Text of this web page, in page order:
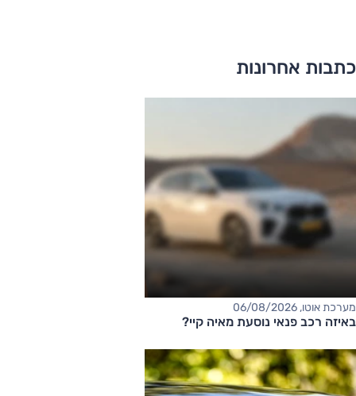
כתבות אחרונות
מערכת אוטו, 06/08/2026
באיזה רכב פנאי נוסעת מאיה קיי?